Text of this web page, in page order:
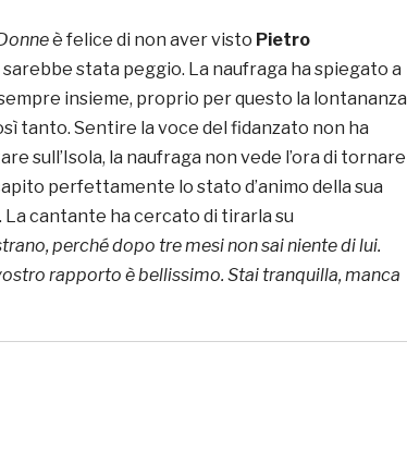
è felice di non aver visto Pietro
sarebbe stata peggio. La naufraga ha spiegato a
insieme, proprio per questo la lontananza
tanto. Sentire la voce del fidanzato non ha
sull’Isola, la naufraga non vede l’ora di tornare
perfettamente lo stato d’animo della sua
cantante ha cercato di tirarla su
perché dopo tre mesi non sai niente di lui.
rapporto è bellissimo. Stai tranquilla, manca